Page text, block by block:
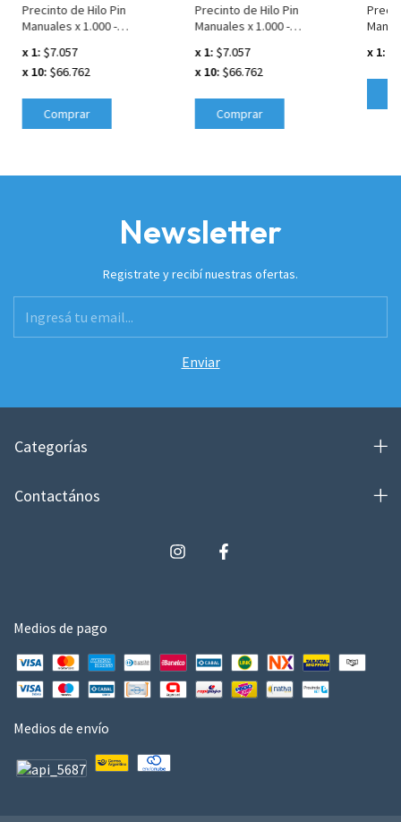
Precinto de Hilo Pin
Manuales x 1.000 -
x 1: $7.057
x 10: $66.762
Comprar
Precinto de Hilo Pin
Manuales x 1.000 -
x 1:$7.057
x 10:$66.762
Comprar
x 1:
Newsletter
Registrate y recibí nuestras ofertas.
Categorías
Contactános
Medios de pago
Medios de envío